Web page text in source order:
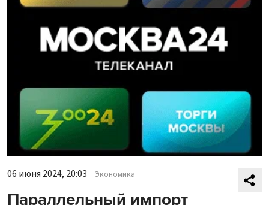
06 июня 2024, 20:03 Экономика
Параллельный импорт